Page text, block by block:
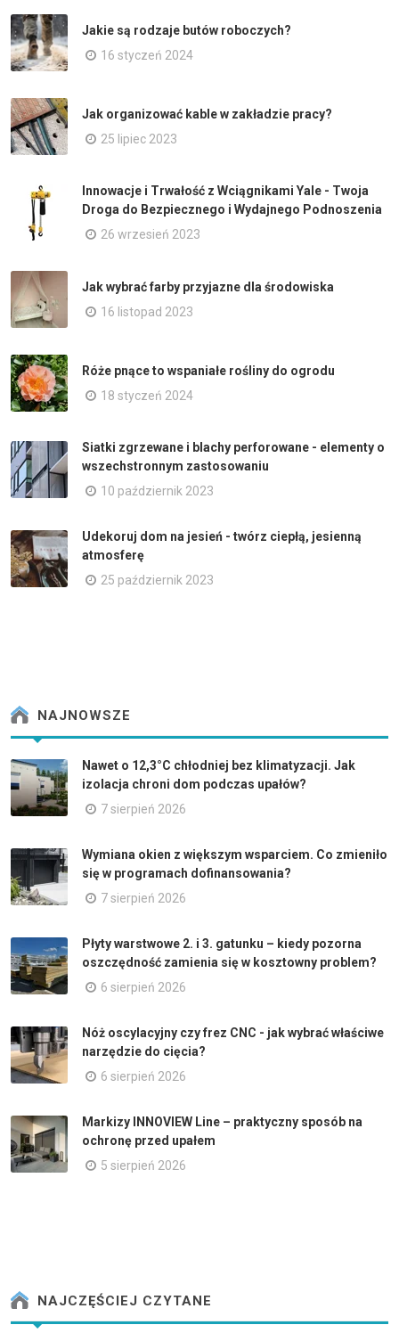
Jakie są rodzaje butów roboczych?
16 styczeń 2024
Jak organizować kable w zakładzie pracy?
25 lipiec 2023
Innowacje i Trwałość z Wciągnikami Yale - Twoja
Droga do Bezpiecznego i Wydajnego Podnoszenia
26 wrzesień 2023
Jak wybrać farby przyjazne dla środowiska
16 listopad 2023
Róże pnące to wspaniałe rośliny do ogrodu
18 styczeń 2024
Siatki zgrzewane i blachy perforowane - elementy o
wszechstronnym zastosowaniu
10 październik 2023
Udekoruj dom na jesień - twórz ciepłą, jesienną
atmosferę
25 październik 2023
NAJNOWSZE
Nawet o 12,3°C chłodniej bez klimatyzacji. Jak
izolacja chroni dom podczas upałów?
7 sierpień 2026
Wymiana okien z większym wsparciem. Co zmieniło
się w programach dofinansowania?
7 sierpień 2026
Płyty warstwowe 2. i 3. gatunku – kiedy pozorna
oszczędność zamienia się w kosztowny problem?
6 sierpień 2026
Nóż oscylacyjny czy frez CNC - jak wybrać właściwe
narzędzie do cięcia?
6 sierpień 2026
Markizy INNOVIEW Line – praktyczny sposób na
ochronę przed upałem
5 sierpień 2026
NAJCZĘŚCIEJ CZYTANE